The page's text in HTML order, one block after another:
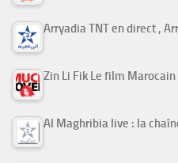
Arryadia TNT en direct ,
Al Maghribia live : la